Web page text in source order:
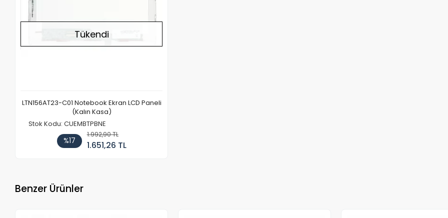
Tükendi
LTN156AT23-C01 Notebook Ekran LCD Paneli
(Kalın Kasa)
Stok Kodu: CUEMBTPBNE
%17
1.992,90 TL
1.651,26 TL
Benzer Ürünler